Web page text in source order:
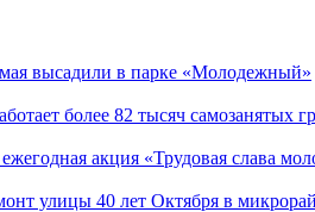
высадили в парке «Молодежный»
более 82 тысяч самозанятых
акция «Трудовая слава
улицы 40 лет Октября в